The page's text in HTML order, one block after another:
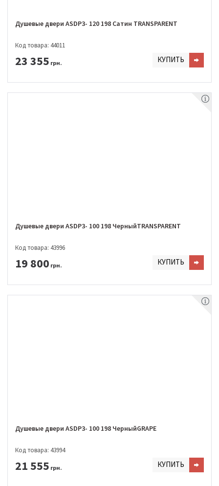
Душевые двери ASDP3- 120 198 Сатин TRANSPARENT
Код товара: 44011
23 355 грн. КУПИТЬ
Душевые двери ASDP3- 100 198 ЧерныйTRANSPARENT
Код товара: 43996
19 800 грн. КУПИТЬ
Душевые двери ASDP3- 100 198 ЧерныйGRAPE
Код товара: 43994
21 555 грн. КУПИТЬ